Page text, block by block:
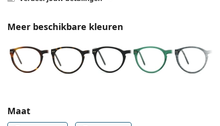
Prada
Alle merken
Meer beschikbare kleuren
Kies parameters:
Maat